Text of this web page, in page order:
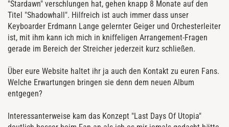
"Stardawn" verschlungen hat, gehen knapp 8 Monate auf den
Titel "Shadowhall". Hilfreich ist auch immer dass unser
Keyboarder Erdmann Lange gelernter Geiger und Orchesterleiter
ist, mit ihm kann ich mich in kniffeligen Arrangement-Fragen
gerade im Bereich der Streicher jederzeit kurz schließen.
Über eure Website haltet ihr ja auch den Kontakt zu euren Fans.
Welche Erwartungen bringen sie denn dem neuen Album
entgegen?
Interessanterweise kam das Konzept "Last Days Of Utopia"